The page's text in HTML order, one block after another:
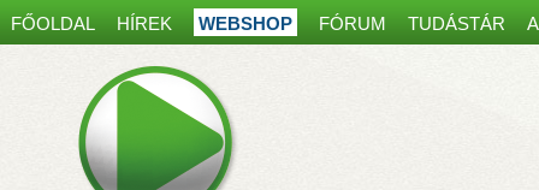
FŐOLDAL HÍREK WEBSHOP FÓRUM TUDÁSTÁR